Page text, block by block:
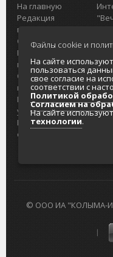
На главную
Редакция
портала
О проекте
Реклама на
портале
Отзывы и
предложения
Интернет-
услуги
Разработка
сайтов
© ООО ИА "КОЛЫМА-
Файлы cookie и
На сайте
пользоваться
свое согласие на
соответствии с
Политикой
Согласием на
На сайте
технологии.